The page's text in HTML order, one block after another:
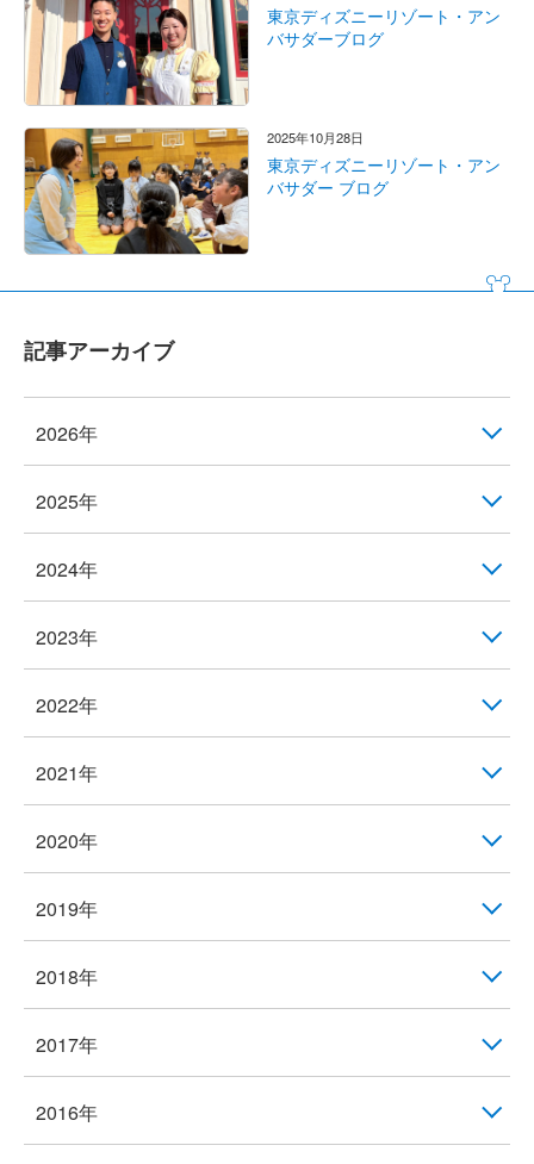
東京ディズニーリゾート・アン
バサダーブログ
2025年10月28日
東京ディズニーリゾート・アン
バサダー ブログ
記事アーカイブ
2026年
2025年
2024年
2023年
2022年
2021年
2020年
2019年
2018年
2017年
2016年